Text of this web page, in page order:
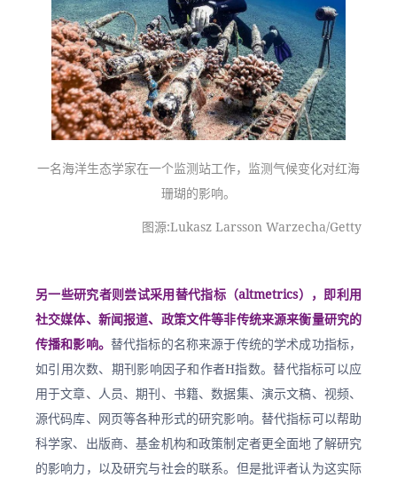
一名海洋生态学家在一个监测站工作，监测气候变化对红海
珊瑚的影响。
图源:Lukasz Larsson Warzecha/Getty
另一些研究者则尝试采用替代指标（altmetrics），即利用
社交媒体、新闻报道、政策文件等非传统来源来衡量研究的
传播和影响。 替代指标的名称来源于传统的学术成功指标，
如引用次数、期刊影响因子和作者H指数。替代指标可以应
用于文章、人员、期刊、书籍、数据集、演示文稿、视频、
源代码库、网页等各种形式的研究影响。替代指标可以帮助
科学家、出版商、基金机构和政策制定者更全面地了解研究
的影响力，以及研究与社会的联系。但是批评者认为这实际